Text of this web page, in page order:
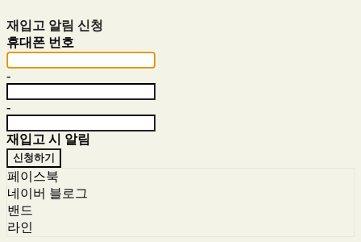
재입고 알림 신청
휴대폰 번호
-
-
재입고 시 알림
신청하기
페이스북
네이버 블로그
밴드
라인